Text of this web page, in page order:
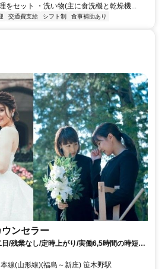
をセット ・洗い物(主に食洗機と乾燥機...
交通費支給 シフト制 食事補助あり
ンセラー
/残業なし/定時上がり/実働6,5時間の時短社
線(山形線)(福島～新庄) 笹木野駅